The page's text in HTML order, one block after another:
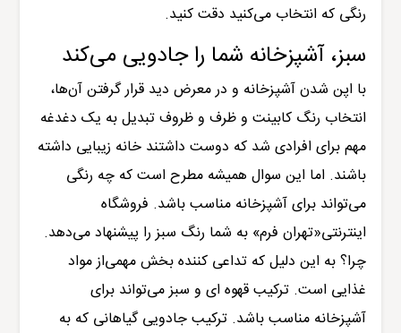
رنگی که انتخاب می‌کنید دقت کنید.
سبز، آشپزخانه شما را جادویی می‌کند
با اپن شدنآشپزخانه و در معرض دید قرار گرفتن آن‌ها،
انتخاب رنگ کابینتو ظرف و ظروف تبدیل به یک دغدغه
مهم برای افرادی شد که دوست داشتند خانه زیبایی داشته
باشند. اما این سوال همیشه مطرح است که چه رنگی
می‌تواند برای آشپزخانه مناسب باشد. فروشگاه
اینترنتی«تهران فرم» به شما رنگ سبز را پیشنهاد می‌دهد.
چرا؟ به این دلیل که تداعی کننده بخش مهمی‌از مواد
غذایی است. ترکیب قهوه ای و سبز می‌تواند برای
آشپزخانه مناسب باشد. ترکیب جادویی گیاهانی که به